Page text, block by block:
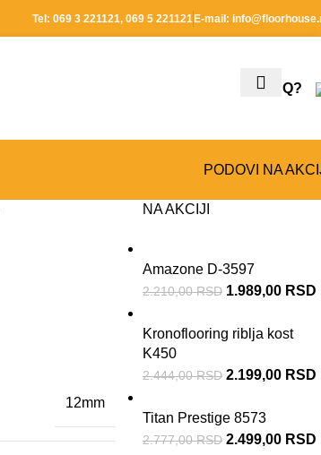
Tel: 069 3 221121, 069 5 221121E-mail:
FAQ?
PODOVI NA
12mm
NA AKCIJI
Amazone D-3597
2.210,00RSD 1.989,00 RSD
Kronoflooring riblja kost
K450
2.444,00RSD 2.199,00 RSD
Titan Prestige 8573
2.777,00RSD 2.499,00 RSD